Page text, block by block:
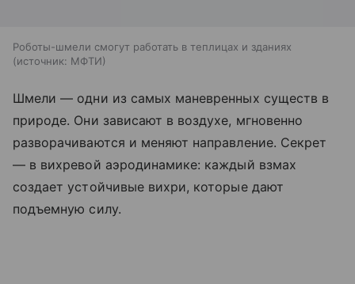
Роботы-шмели смогут работать в теплицах и зданиях
источник: МФТИ
Шмели — одни из самых маневренных существ в
природе. Они зависают в воздухе, мгновенно
разворачиваются и меняют направление. Секрет
— в вихревой аэродинамике: каждый взмах
создает устойчивые вихри, которые дают
подъемную силу.